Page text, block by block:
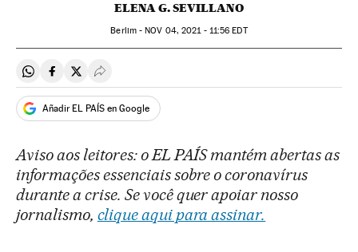
ELENA G. SEVILLANO
Berlim - NOV 04, 2021 - 11:56 EDT
Compartir en Whatsapp
Compartir en Facebook
Compartir en Twitter
Desplegar Redes Sociales
Añadir EL PAÍS en Google
Aviso aos leitores: o EL PAÍS mantém abertas as
informações essenciais sobre o coronavírus
durante a crise. Se você quer apoiar nosso
jornalismo, clique aqui para assinar.